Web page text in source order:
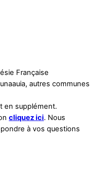
Française
autres communes
en supplément.
cliquez ici. Nous
à vos questions